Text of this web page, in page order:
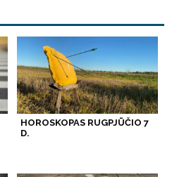
HOROSKOPAS RUGPJŪČIO 7
D.